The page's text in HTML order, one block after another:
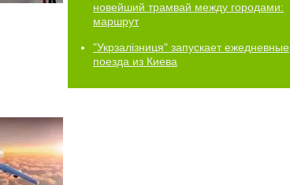
новейший трамвай между городами:
маршрут
"Укрзалізниця" запускает ежедневные
поезда из Киева